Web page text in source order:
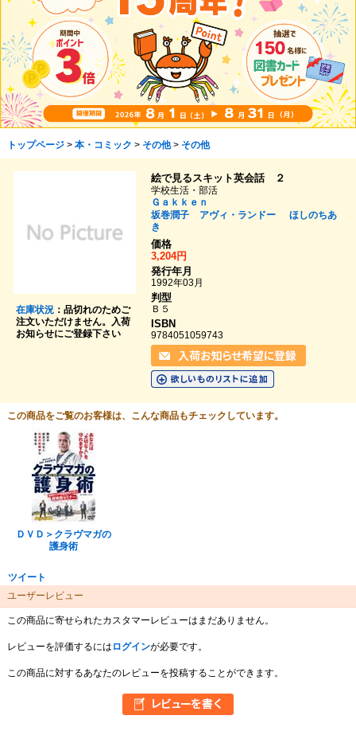
トップページ> 本・コミック > その他> その他
在庫状況：品切れのためご
注文いただけません。入荷
お知らせにご登録下さい
絵で見るスキット英会話 ２
学校生活・部活
Ｇａｋｋｅｎ
坂巻潤子
アヴィ・ランドー
ほしのちあ
き
価格
3,204円
発行年月
1992年03月
判型
Ｂ５
ISBN
9784051059743
この商品をご覧のお客様は、こんな商品もチェックしています。
ＤＶＤ＞クラヴマガの
護身術
ツイート
ユーザーレビュー
この商品に寄せられたカスタマーレビューはまだありません。
レビューを評価するには ログインが必要です。
この商品に対するあなたのレビューを投稿することができます。